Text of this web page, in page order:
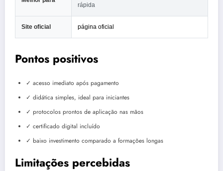
rápida
Site oficial página oficial
Pontos positivos
✓ acesso imediato após pagamento
✓ didática simples, ideal para iniciantes
✓ protocolos prontos de aplicação nas mãos
✓ certificado digital incluído
✓ baixo investimento comparado a formações longas
Limitações percebidas